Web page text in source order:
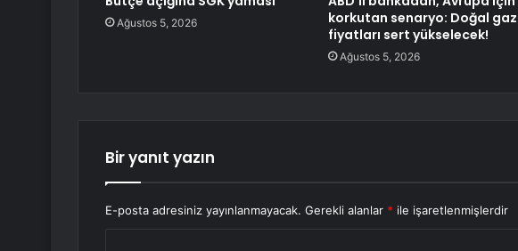
Ağustos 5, 2026
korkutan senaryo: Doğal gaz
fiyatları sert yükselecek!
Ağustos 5, 2026
Bir yanıt yazın
E-posta adresiniz yayınlanmayacak. Gerekli alanlar * ile işaretlenmişlerdir